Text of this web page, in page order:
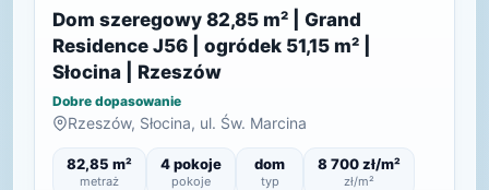
Dom szeregowy 82,85 m² | Grand
Residence J56 | ogródek 51,15 m² |
Słocina | Rzeszów
Dobre dopasowanie
Rzeszów, Słocina, ul. Św. Marcina
82,85 m²
metraż
4 pokoje
pokoje
dom
typ
8 700 zł/m²
zł/m²